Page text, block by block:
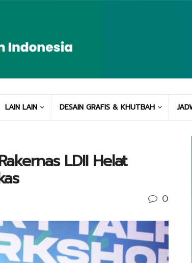
LAIN LAIN DESAIN GRAFIS & KHUTBAH
LDII Helat
0